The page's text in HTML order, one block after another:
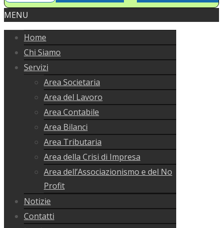
MENU
Home
Chi Siamo
Servizi
Area Societaria
Area del Lavoro
Area Contabile
Area Bilanci
Area Tributaria
Area della Crisi di Impresa
Area dell’Associazionismo e del No
Profit
Notizie
Contatti